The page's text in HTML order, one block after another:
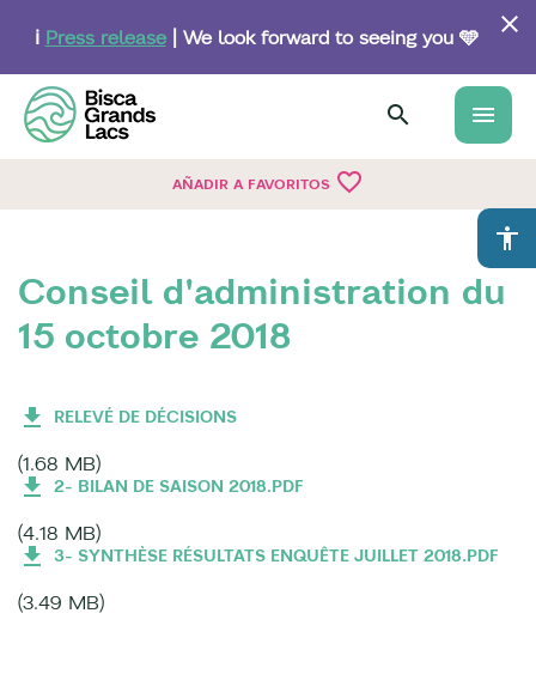
content
ℹ️ Press release| We look forward to seeing you 🩵
menu
AÑADIR A FAVORITOS favorite_border
accessibility
Conseil d'administration du
15 octobre 2018
RELEVÉ DE DÉCISIONS
(1.68 MB)
2- BILAN DE SAISON 2018.PDF
(4.18 MB)
3- SYNTHÈSE RÉSULTATS ENQUÊTE JUILLET 2018.PDF
(3.49 MB)